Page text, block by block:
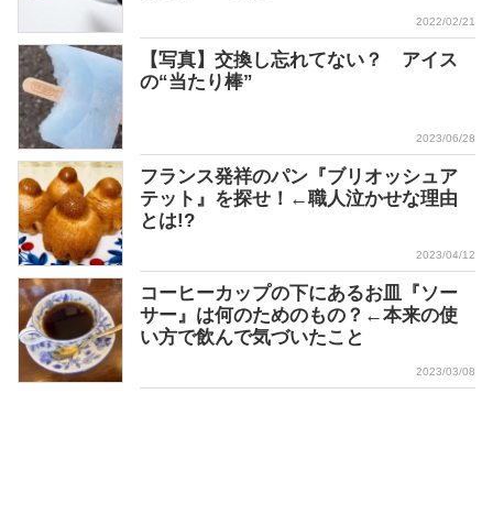
2022/02/21
【写真】交換し忘れてない？ アイス
の“当たり棒”
2023/06/28
フランス発祥のパン『ブリオッシュア
テット』を探せ！←職人泣かせな理由
とは!?
2023/04/12
コーヒーカップの下にあるお皿『ソー
サー』は何のためのもの？←本来の使
い方で飲んで気づいたこと
2023/03/08